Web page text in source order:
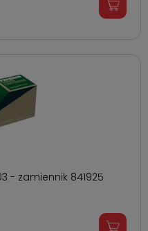
- zamiennik 841925